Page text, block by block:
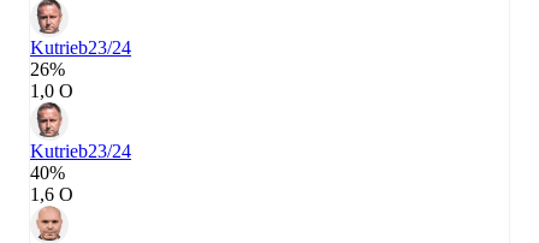
Kutrieb23/24
26%
1,0 О
Kutrieb23/24
40%
1,6 О